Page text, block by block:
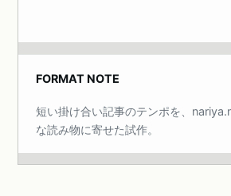
FORMAT NOTE
短い掛け合い記事のテンポを、
な読み物に寄せた試作。